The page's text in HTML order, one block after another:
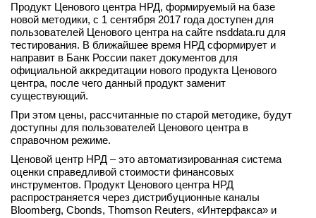
Продукт Ценового центра НРД, формируемый на базе
новой методики, с 1 сентября 2017 года доступен для
пользователей Ценового центра на сайте nsddata.ru для
тестирования. В ближайшее время НРД сформирует и
направит в Банк России пакет документов для
официальной аккредитации нового продукта Ценового
центра, после чего данный продукт заменит
существующий.
При этом цены, рассчитанные по старой методике, будут
доступны для пользователей Ценового центра в
справочном режиме.
Ценовой центр НРД – это автоматизированная система
оценки справедливой стоимости финансовых
инструментов. Продукт Ценового центра НРД
распространяется через дистрибуционные каналы
Bloomberg, Cbonds, Thomson Reuters, «Интерфакса» и